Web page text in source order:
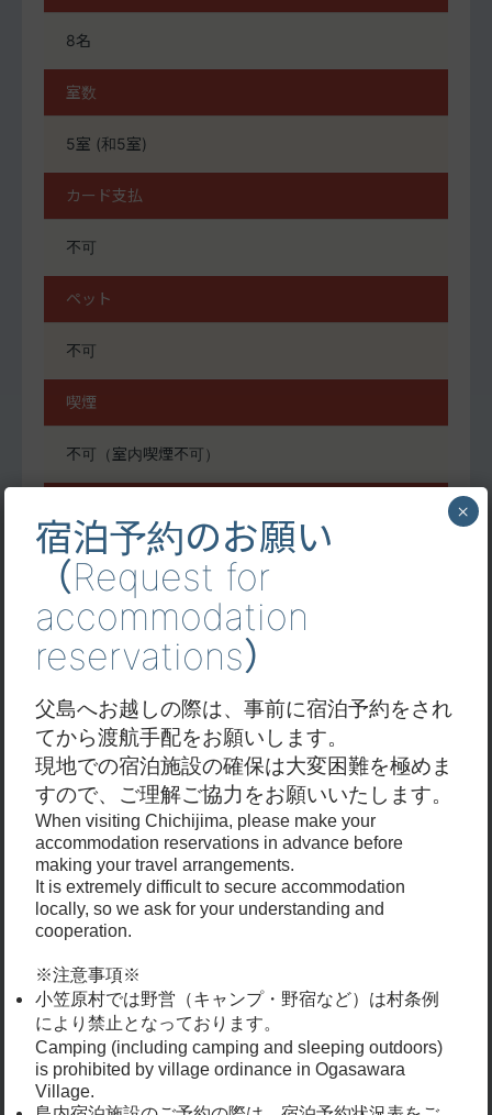
8名
室数
5室 (和5室)
カード支払
不可
ペット
不可
喫煙
不可（室内喫煙不可）
不可
インターネット
Wi-Fi
レンタル品
自転車（宿泊者のみ、台数限りあり）
室内設備
エアコン・テレビ
アメニティ
部屋履スリッパ・シャンプーリンス・石鹸ボディソ
ープ
備考
共同設備：バス・トイレ・洗濯機（無料）・冷蔵
宿泊予約のお願い
（Request for
accommodation
reservations）
父島へお越しの際は、事前に宿泊予約をされ
てから渡航手配をお願いします。
現地での宿泊施設の確保は大変困難を極めま
すので、ご理解ご協力をお願いいたします。
When visiting Chichijima, please make your
accommodation reservations in advance before
making your travel arrangements.
It is extremely difficult to secure accommodation
locally, so we ask for your understanding and
cooperation.
※注意事項※
小笠原村では野営（キャンプ・野宿など）は村条例
により禁止となっております。
Camping (including camping and sleeping outdoors)
is prohibited by village ordinance in Ogasawara
Village.
×